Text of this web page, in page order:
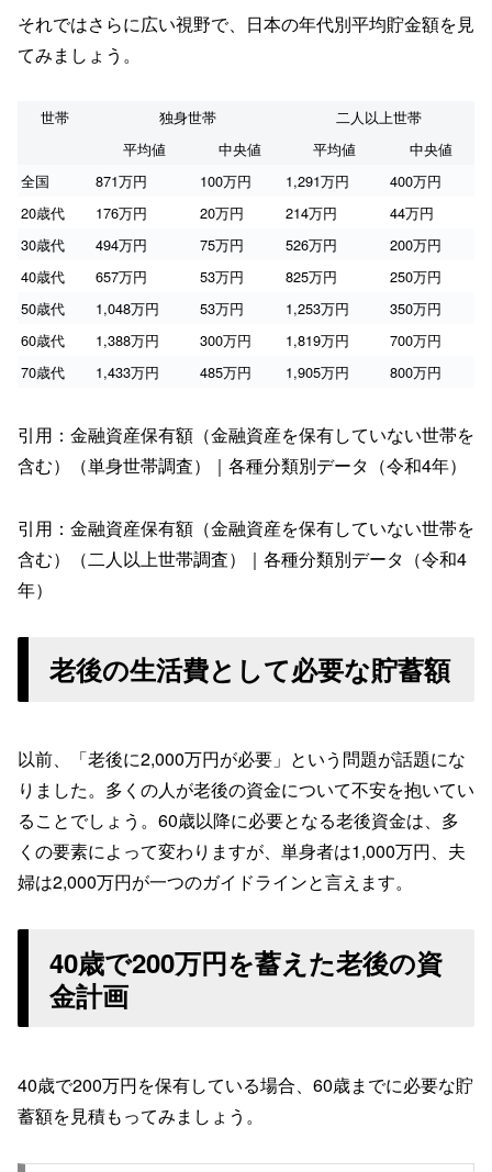
それではさらに広い視野で、日本の年代別平均貯金額を見
てみましょう。
世帯 独身世帯
二人以上世帯
平均値
中央値 平均値
中央値
全国
871万円 100万円 1,291万円
400万円
20歳代
176万円 20万円 214万円
44万円
30歳代
494万円 75万円 526万円
200万円
40歳代
657万円 53万円 825万円
250万円
50歳代
1,048万円 53万円 1,253万円
350万円
60歳代
1,388万円 300万円 1,819万円
700万円
70歳代
1,433万円 485万円 1,905万円 800万円
引用：金融資産保有額（金融資産を保有していない世帯を
含む）（単身世帯調査）｜各種分類別データ（令和4年）
引用：金融資産保有額（金融資産を保有していない世帯を
含む）（二人以上世帯調査）｜各種分類別データ（令和4
年）
老後の生活費として必要な貯蓄額
以前、「老後に2,000万円が必要」という問題が話題にな
りました。多くの人が老後の資金について不安を抱いてい
ることでしょう。60歳以降に必要となる老後資金は、多
くの要素によって変わりますが、単身者は1,000万円、夫
婦は2,000万円が一つのガイドラインと言えます。
40歳で200万円を蓄えた老後の資
金計画
40歳で200万円を保有している場合、60歳までに必要な貯
蓄額を見積もってみましょう。